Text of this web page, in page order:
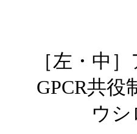
［左・中
GPCR共
ウシ